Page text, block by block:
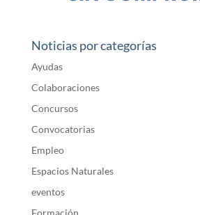
Noticias por categorías
Ayudas
Colaboraciones
Concursos
Convocatorias
Empleo
Espacios Naturales
eventos
Formación